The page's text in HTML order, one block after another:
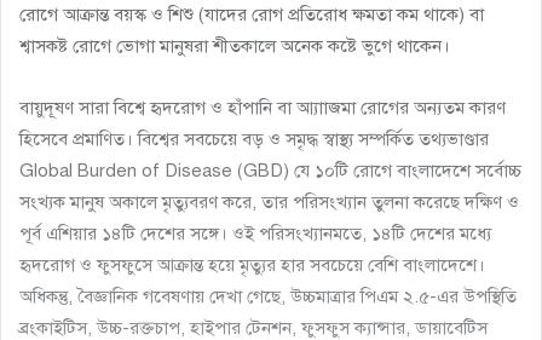
রোগে আক্রান্ত বয়স্ক ও শিশু (যাদের রোগ প্রতিরোধ ক্ষমতা কম থাকে) বা
শ্বাসকষ্ট রোগে ভোগা মানুষরা শীতকালে অনেক কষ্টে ভুগে থাকেন।
বায়ুদূষণ সারা বিশ্বে হৃদরোগ ও হাঁপানি বা আ্যাাজমা রোগের অন্যতম কারণ
হিসেবে প্রমাণিত। বিশ্বের সবচেয়ে বড় ও সমৃদ্ধ স্বাস্থ্য সম্পর্কিত তথ্যভাণ্ডার
Global Burden of Disease (GBD) যে ১০টি রোগে বাংলাদেশে সর্বোচ্চ
সংখ্যক মানুষ অকালে মৃত্যুবরণ করে, তার পরিসংখ্যান তুলনা করেছে দক্ষিণ ও
পূর্ব এশিয়ার ১৪টি দেশের সঙ্গে। ওই পরিসংখ্যানমতে, ১৪টি দেশের মধ্যে
হৃদরোগ ও ফুসফুসে আক্রান্ত হয়ে মৃত্যুর হার সবচেয়ে বেশি বাংলাদেশে।
অধিকন্তু, বৈজ্ঞানিক গবেষণায় দেখা গেছে, উচ্চমাত্রার পিএম ২.৫-এর উপস্থিতি
ব্রংকাইটিস, উচ্চ-রক্তচাপ, হাইপার টেনশন, ফুসফুস ক্যান্সার, ডায়াবেটিস